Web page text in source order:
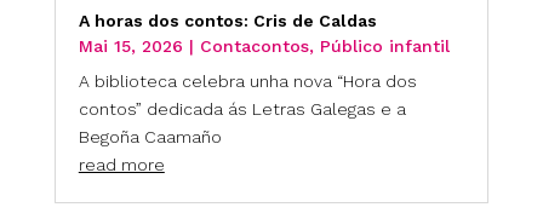
A horas dos contos: Cris de Caldas
Mai 15, 2026 | Contacontos, Público infantil
A biblioteca celebra unha nova “Hora dos
contos” dedicada ás Letras Galegas e a
Begoña Caamaño
read more